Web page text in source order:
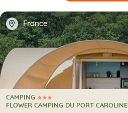
📍 France
3 Sterren
CAMPING
CAMPING
FLOWER CAMPING DU PORT CAROLINE